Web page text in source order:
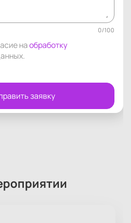
0/100
наобработку
.
заявку